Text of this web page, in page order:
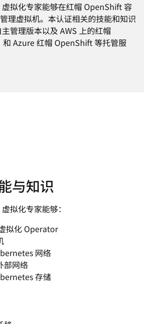
拟化专家能够在红帽 OpenShift 容
理虚拟机。本认证相关的技能和知识
管理版本以及 AWS 上的红帽
Azure 红帽 OpenShift 等托管服
与知识
拟化专家能够：
拟化 Operator
网络
部网络
存储